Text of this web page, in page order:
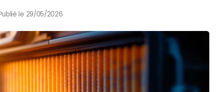
le 29/05/2026